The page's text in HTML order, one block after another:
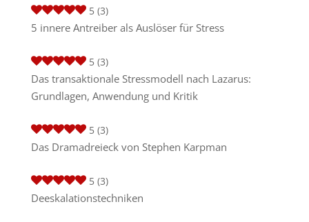
5 (3)
5 innere Antreiber als Auslöser für Stress
5 (3)
Das transaktionale Stressmodell nach Lazarus:
Grundlagen, Anwendung und Kritik
5 (3)
Das Dramadreieck von Stephen Karpman
5 (3)
Deeskalationstechniken